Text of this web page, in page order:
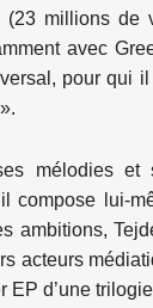
millions de
avec
pour qui
mélodies
compose lui-
ambitions,
acteurs
EP d’une